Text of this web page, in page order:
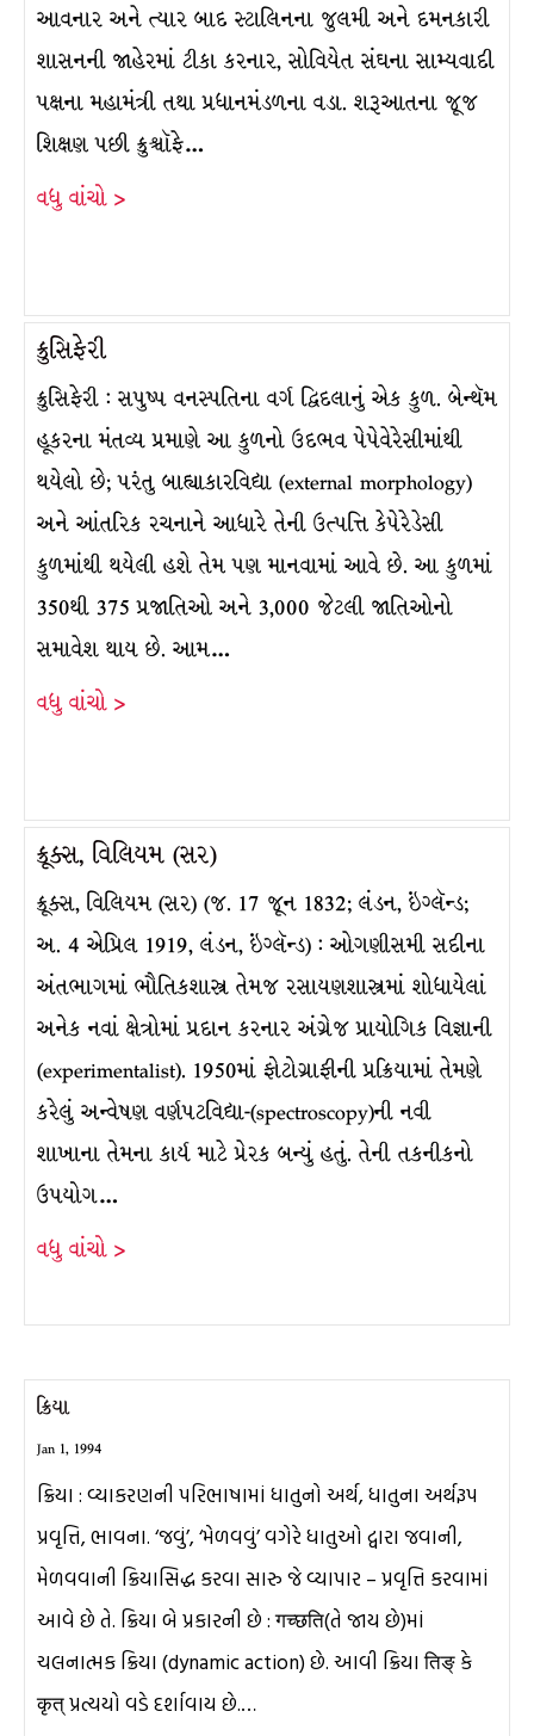
આવનાર અને ત્યાર બાદ સ્ટાલિનના જુલમી અને દમનકારી
શાસનની જાહેરમાં ટીકા કરનાર, સોવિયેત સંઘના સામ્યવાદી
પક્ષના મહામંત્રી તથા પ્રધાનમંડળના વડા. શરૂઆતના જૂજ
શિક્ષણ પછી ક્રુશ્ચૉફે…
વધુ વાંચો >
ક્રુસિફેરી
ક્રુસિફેરી : સપુષ્પ વનસ્પતિના વર્ગ દ્વિદલાનું એક કુળ. બેન્થૅમ
હૂકરના મંતવ્ય પ્રમાણે આ કુળનો ઉદભવ પેપેવેરેસીમાંથી
થયેલો છે; પરંતુ બાહ્યાકારવિદ્યા (external morphology)
અને આંતરિક રચનાને આધારે તેની ઉત્પત્તિ કેપેરેડેસી
કુળમાંથી થયેલી હશે તેમ પણ માનવામાં આવે છે. આ કુળમાં
350થી 375 પ્રજાતિઓ અને 3,000 જેટલી જાતિઓનો
સમાવેશ થાય છે. આમ…
વધુ વાંચો >
ક્રૂક્સ, વિલિયમ (સર)
ક્રૂક્સ, વિલિયમ (સર) (જ. 17 જૂન 1832; લંડન, ઇંગ્લૅન્ડ;
અ. 4 એપ્રિલ 1919, લંડન, ઇંગ્લૅન્ડ) : ઓગણીસમી સદીના
અંતભાગમાં ભૌતિકશાસ્ત્ર તેમજ રસાયણશાસ્ત્રમાં શોધાયેલાં
અનેક નવાં ક્ષેત્રોમાં પ્રદાન કરનાર અંગ્રેજ પ્રાયોગિક વિજ્ઞાની
(experimentalist). 1950માં ફોટોગ્રાફીની પ્રક્રિયામાં તેમણે
કરેલું અન્વેષણ વર્ણપટવિદ્યા-(spectroscopy)ની નવી
શાખાના તેમના કાર્ય માટે પ્રેરક બન્યું હતું. તેની તકનીકનો
ઉપયોગ…
વધુ વાંચો >
ક્રિયા
Jan 1, 1994
ક્રિયા : વ્યાકરણની પરિભાષામાં ધાતુનો અર્થ, ધાતુના અર્થરૂપ
પ્રવૃત્તિ, ભાવના. ‘જવું’, ‘મેળવવું’ વગેરે ધાતુઓ દ્વારા જવાની,
મેળવવાની ક્રિયાસિદ્ધ કરવા સારુ જે વ્યાપાર – પ્રવૃત્તિ કરવામાં
આવે છે તે. ક્રિયા બે પ્રકારની છે : गच्छति(તે જાય છે)માં
ચલનાત્મક ક્રિયા (dynamic action) છે. આવી ક્રિયા तिङ् કે
कृत् પ્રત્યયો વડે દર્શાવાય છે.…